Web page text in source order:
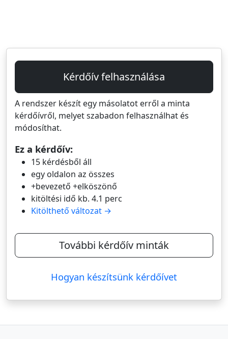
Kérdőív felhasználása
A rendszer készít egy másolatot erről a minta
kérdőívről, melyet szabadon felhasználhat és
módosíthat.
Ez a kérdőív:
15 kérdésből áll
egy oldalon az összes
+bevezető +elköszönő
kitöltési idő kb. 4.1 perc
Kitölthető változat →
További kérdőív minták
Hogyan készítsünk kérdőívet